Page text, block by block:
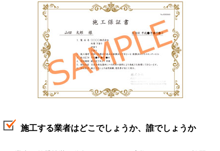
施工する業者はどこでしょうか、誰でしょうか